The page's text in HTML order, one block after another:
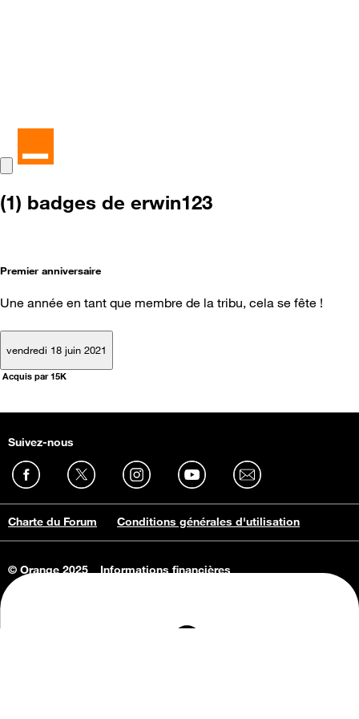
(1) badges de erwin123
Premier anniversaire
Une année en tant que membre de la tribu, cela se fête !
vendredi 18 juin 2021
Acquis par 15K
Suivez-nous
Charte du Forum Conditions générales d'utilisation
© Orange 2025
Informations financières